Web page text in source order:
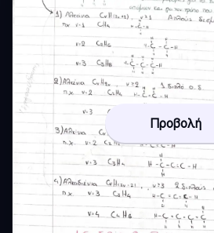
Προβολή